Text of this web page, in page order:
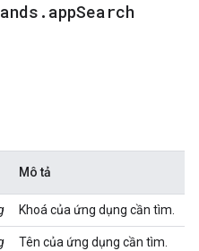
. appSearch
Mô tả
Khoá của ứng dụng cần tìm.
Tên của ứng dụng cần tìm.